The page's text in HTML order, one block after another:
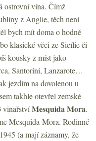
ostrovní vína. Čímž
z Anglie, těch není
bych mít doma o hodně
klasické věci ze Sicílie či
kousky z míst jako
Santorini, Lanzarote…
jezdím na dovolenou u
takhle otevřel zemské
vinařstvíMesquida Mora.
Mesquida-Mora. Rodinné
(a mají záznamy, že